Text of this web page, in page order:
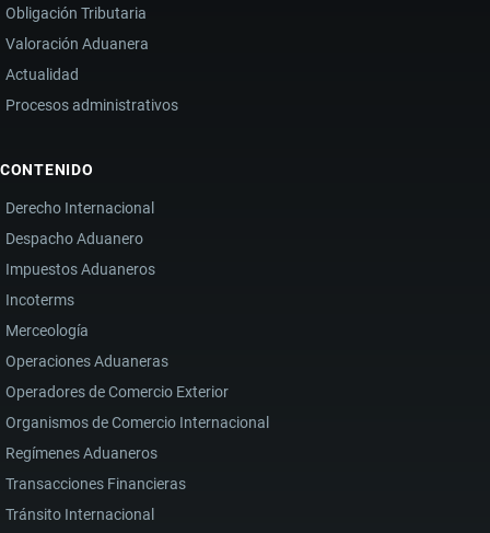
Obligación Tributaria
Valoración Aduanera
Actualidad
Procesos administrativos
CONTENIDO
Derecho Internacional
Despacho Aduanero
Impuestos Aduaneros
Incoterms
Merceología
Operaciones Aduaneras
Operadores de Comercio Exterior
Organismos de Comercio Internacional
Regímenes Aduaneros
Transacciones Financieras
Tránsito Internacional